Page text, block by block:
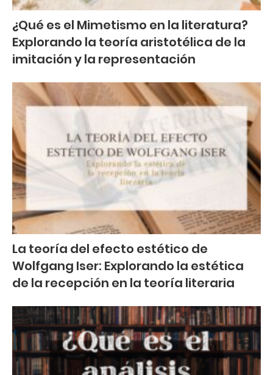
¿Qué es el Mimetismo en la literatura?
Explorando la teoría aristotélica de la
imitación y la representación
La teoría del efecto estético de
Wolfgang Iser: Explorando la estética
de la recepción en la teoría literaria